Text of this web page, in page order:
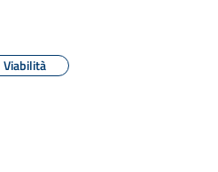
Viabilità